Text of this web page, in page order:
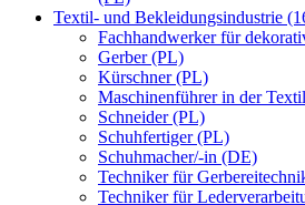
Textil- und Bekleidungsindustrie
Fachhandwerker für
Gerber (PL)
Kürschner (PL)
Maschinenführer in der
Schneider (PL)
Schuhfertiger (PL)
Schuhmacher/-in (DE)
Techniker für
Techniker für